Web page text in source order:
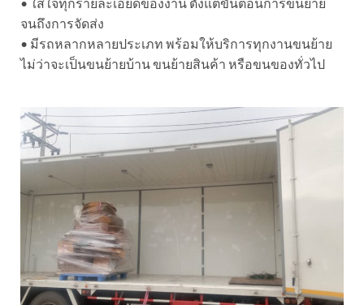
จนถึงการจัดส่ง
• มีรถหลากหลายประเภท พร้อมให้บริการทุกงานขนย้าย
ไม่ว่าจะเป็นขนย้ายบ้าน ขนย้ายสินค้า หรือขนของทั่วไป